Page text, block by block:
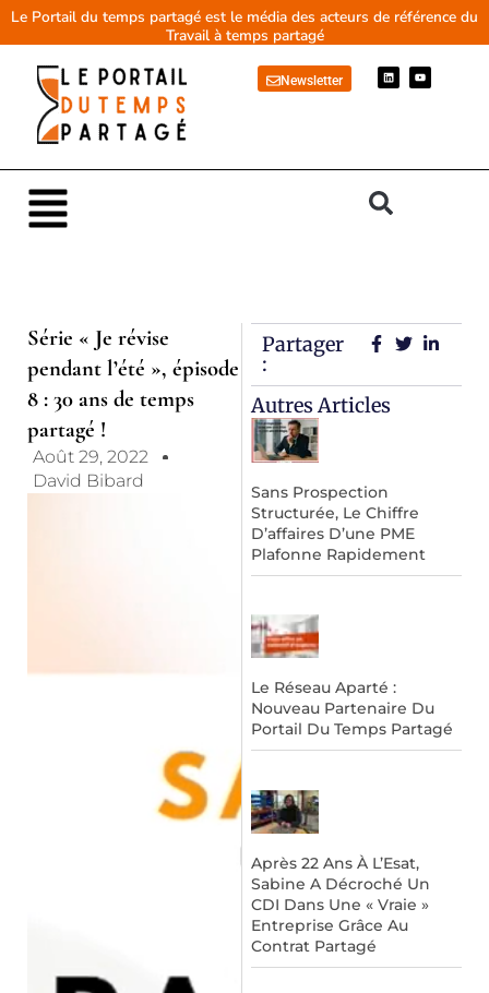
AllerLe Portail du temps partagé est le média des acteurs de référence du
Travail à temps partagé
Newsletter
L
i
n
Y
o
u
Main
Menu
Série « Je révise
pendant l’été », épisode
8 : 30 ans de temps
partagé !
Août 29, 2022
David Bibard
Partager
:
Autres Articles
Sans Prospection
Structurée, Le Chiffre
D’affaires D’une PME
Plafonne Rapidement
Le Réseau Aparté :
Nouveau Partenaire Du
Portail Du Temps Partagé
Après 22 Ans À L’Esat,
Sabine A Décroché Un
CDI Dans Une « Vraie »
Entreprise Grâce Au
Contrat Partagé